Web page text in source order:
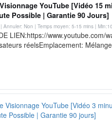
YouTube [Vidéo 15
Possible | Garantie 90 Jours]
Annuler: Non | Temps moyen: 5-15 mins |
LIEN:https://
réelsEmplacement: